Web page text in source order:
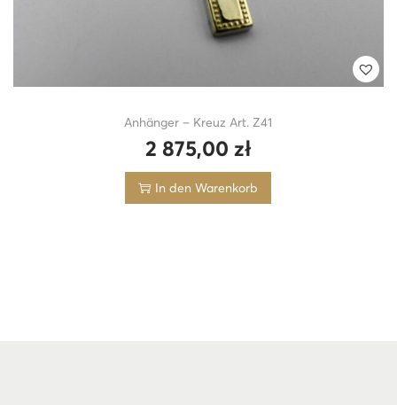
Anhänger – Kreuz Art. Z41
2 875,00 zł
In den Warenkorb